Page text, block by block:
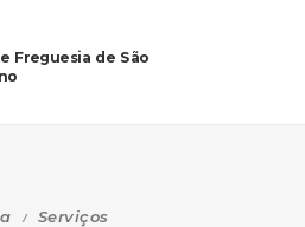
Freguesia de São
Serviços